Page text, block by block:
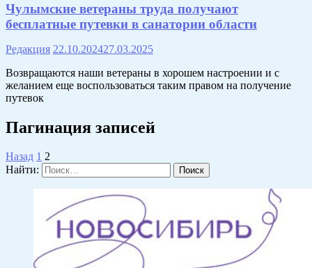
Чулымские ветераны труда получают
бесплатные путевки в санатории области
Редакция 22.10.202427.03.2025
Возвращаются наши ветераны в хорошем настроении и с
желанием еще воспользоваться таким правом на получение
путевок
Пагинация записей
Назад 1 2
Найти: